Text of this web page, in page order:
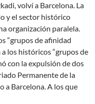
volví a Barcelona. La
y el sector histórico
organización paralela.
“grupos de afinidad
los históricos “grupos de
con la expulsión de dos
Permanente de la
a Barcelona. A los que